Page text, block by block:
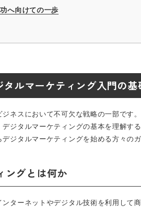
へ向けての一歩
ルマーケティング入門の基
ネスにおいて不可欠な戦略の一部です
ジタルマーケティングの基本を理解す
ジタルマーケティングを始める方々の
ングとは何か
ターネットやデジタル技術を利用して